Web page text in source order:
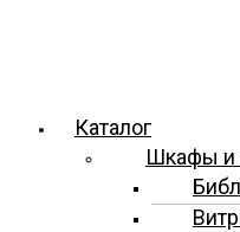
Каталог
Шкафы и